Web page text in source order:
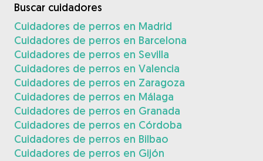
Buscar cuidadores
Cuidadores de perros en Madrid
Cuidadores de perros en Barcelona
Cuidadores de perros en Sevilla
Cuidadores de perros en Valencia
Cuidadores de perros en Zaragoza
Cuidadores de perros en Málaga
Cuidadores de perros en Granada
Cuidadores de perros en Córdoba
Cuidadores de perros en Bilbao
Cuidadores de perros en Gijón